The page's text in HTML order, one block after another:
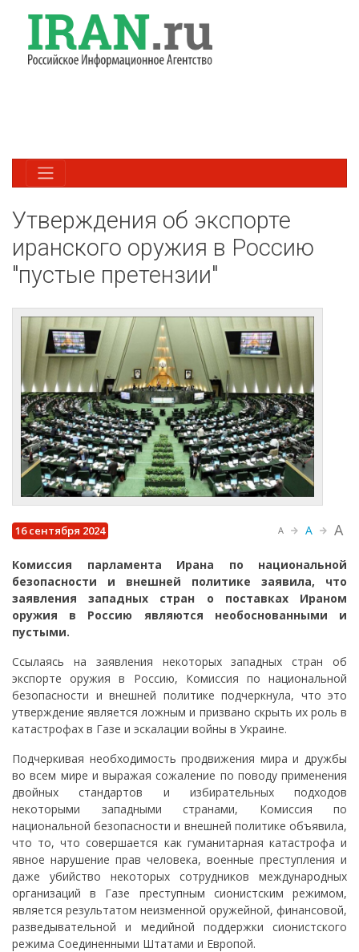
Утверждения об экспорте
иранского оружия в Россию
"пустые претензии"
16 сентября 2024 A A A
Комиссия парламента Ирана по национальной
безопасности и внешней политике заявила, что
заявления западных стран о поставках Ираном
оружия в Россию являются необоснованными и
пустыми.
Ссылаясь на заявления некоторых западных стран об
экспорте оружия в Россию, Комиссия по национальной
безопасности и внешней политике подчеркнула, что это
утверждение является ложным и призвано скрыть их роль в
катастрофах в Газе и эскалации войны в Украине.
Подчеркивая необходимость продвижения мира и дружбы
во всем мире и выражая сожаление по поводу применения
двойных стандартов и избирательных подходов
некоторыми западными странами, Комиссия по
национальной безопасности и внешней политике объявила,
что то, что совершается как гуманитарная катастрофа и
явное нарушение прав человека, военные преступления и
даже убийство некоторых сотрудников международных
организаций в Газе преступным сионистским режимом,
является результатом неизменной оружейной, финансовой,
разведывательной и медийной поддержки сионистского
режима Соединенными Штатами и Европой.